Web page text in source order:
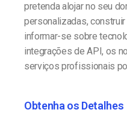
pretenda alojar no seu
personalizadas,
informar-se sobre
integrações de API, os
serviços profissionais
Obtenha os Detalhes